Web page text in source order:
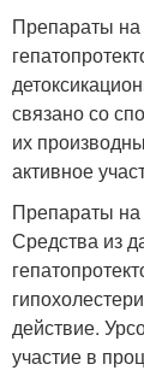
Препараты на
связано со
их
активное
Препараты на
Средства из
действие.
участие в